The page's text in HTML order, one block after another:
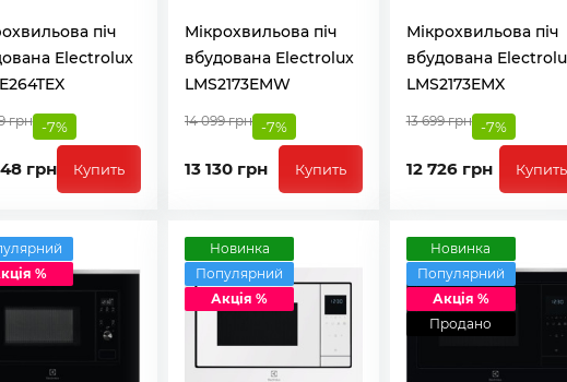
піч
Electrolux
грн -7%
грн Купить
Мікрохвильова піч
вбудована Electrolux
LMS2173EMW
14 099 грн -7%
13 130 грн Купить
Мікрохвильова піч
вбудована
LMS2173EMX
13 699 грн -7%
12 726 грн Купить
%
Новинка
Популярний
Акція %
Новинка
Популярний
Акція %
Продано